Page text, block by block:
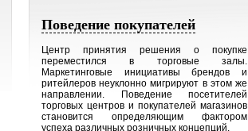
Поведение покупателей
Центр принятия решения о покупке
переместился в торговые залы.
Маркетинговые инициативы брендов и
ритейлеров неуклонно мигрируют в этом же
направлении. Поведение посетителей
торговых центров и покупателей магазинов
становится определяющим фактором
успеха различных розничных концепций.